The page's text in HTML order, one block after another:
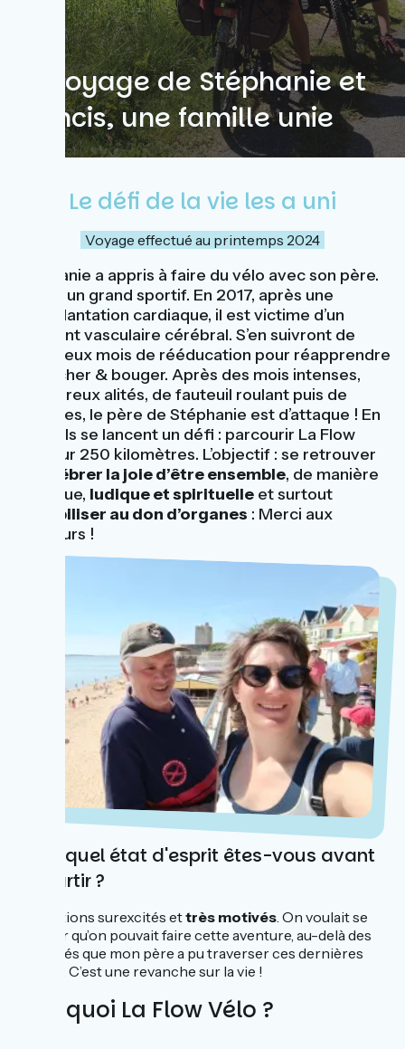
Le voyage de Stéphanie et
Francis, une famille unie
Le défi de la vie les a uni
Voyage effectué au printemps 2024
Stéphanie a appris à faire du vélo avec son père.
C’était un grand sportif. En 2017, après une
transplantation cardiaque, il est victime d’un
accident vasculaire cérébral. S’en suivront de
nombreux mois de rééducation pour réapprendre
à marcher & bouger. Après des mois intenses,
douloureux alités, de fauteuil roulant puis de
béquilles, le père de Stéphanie est d’attaque ! En
2024, ils se lancent un défi : parcourir La Flow
Vélo sur 250 kilomètres. L’objectif : se retrouver
célébrer la joie d’être ensemble, de manière
physique, ludique et spirituelle et surtout
sensibiliser au don d’organes : Merci aux
donneurs !
Dans quel état d'esprit êtes-vous avant
de partir ?
Nous étions surexcités ettrès motivés. On voulait se
prouver qu’on pouvait faire cette aventure, au-delà des
difficultés que mon père a pu traverser ces dernières
années. C’est une revanche sur la vie !
Pourquoi La Flow Vélo ?